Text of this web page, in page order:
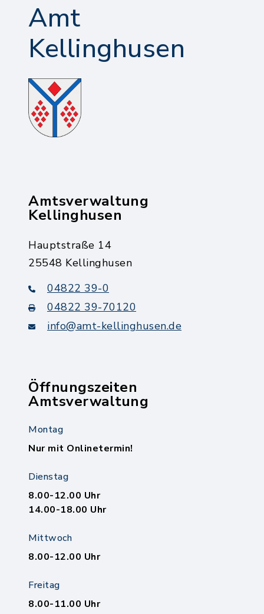
Amt
Kellinghusen
Amtsverwaltung
Kellinghusen
Hauptstraße 14
25548 Kellinghusen
04822 39-0
04822 39-70120
info@amt-kellinghusen.de
Öffnungszeiten
Amtsverwaltung
Montag
Nur mit Onlinetermin!
Dienstag
8.00-12.00 Uhr
14.00-18.00 Uhr
Mittwoch
8.00-12.00 Uhr
Freitag
8.00-11.00 Uhr